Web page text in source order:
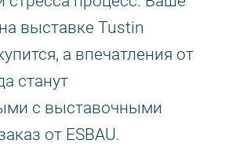
выставке Tustin
а впечатления от
станут
с выставочными
от ESBAU.